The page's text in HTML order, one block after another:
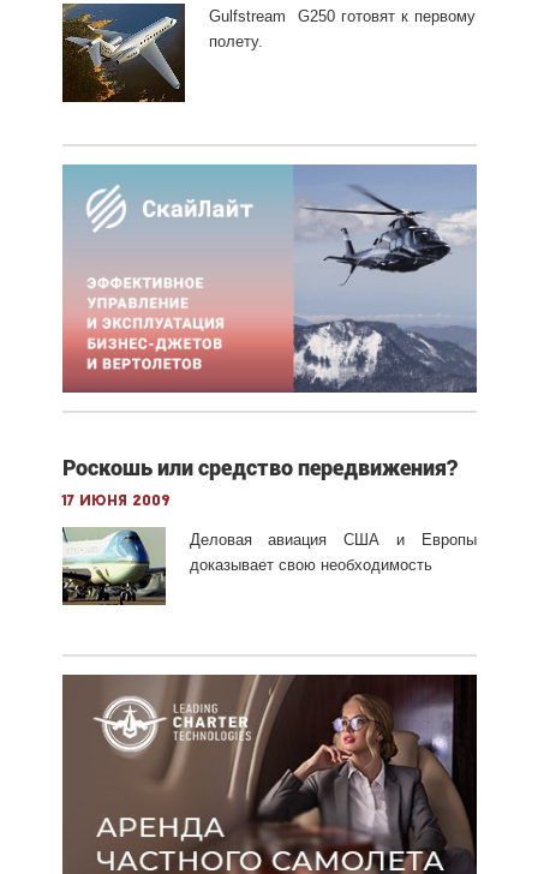
Gulfstream G250 готовят к первому
полету.
Роскошь или средство передвижения?
17 июня 2009
Деловая авиация США и Европы
доказывает свою необходимость